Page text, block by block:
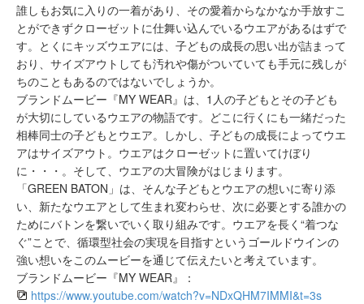
誰しもお気に入りの一着があり、その愛着からなかなか手放すこ
とができずクローゼットに仕舞い込んでいるウエアがあるはずで
す。とくにキッズウエアには、子どもの成長の思い出が詰まって
おり、サイズアウトしても汚れや傷がついていても手元に残しが
ちのこともあるのではないでしょうか。
ブランドムービー『MY WEAR』は、1人の子どもとその子ども
が大切にしているウエアの物語です。どこに行くにも一緒だった
相棒同士の子どもとウエア。しかし、子どもの成長によってウエ
アはサイズアウト。ウエアはクローゼットに置いてけぼり
に・・・。そして、ウエアの大冒険がはじまります。
「GREEN BATON」は、そんな子どもとウエアの想いに寄り添
い、新たなウエアとして生まれ変わらせ、次に必要とする誰かの
ためにバトンを繋いでいく取り組みです。ウエアを長く“着つな
ぐ”ことで、循環型社会の実現を目指すというゴールドウインの
強い想いをこのムービーを通じて伝えたいと考えています。
ブランドムービー『MY WEAR』：
https://www.youtube.com/watch?v=NDxQHM7IMMI&t=3s